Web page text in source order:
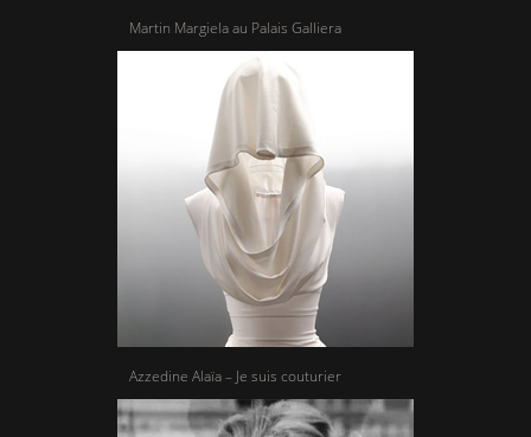
Martin Margiela au Palais Galliera
Azzedine Alaïa – Je suis couturier